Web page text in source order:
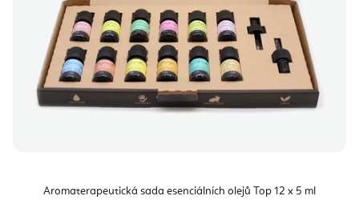
Aromaterapeutická sada esenciálních olejů Top 12 x 5 ml